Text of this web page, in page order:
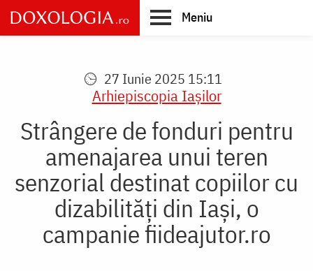
Skip
to
main
Meniu
27 Iunie 2025 15:11
Arhiepiscopia Iaşilor
Strângere de fonduri pentru
amenajarea unui teren
senzorial destinat copiilor cu
dizabilități din Iași, o
campanie fiideajutor.ro